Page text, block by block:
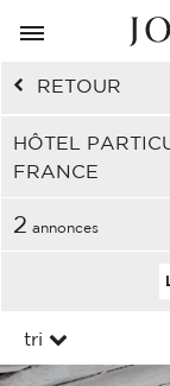
RETOUR
HÔTEL
FRANCE
2 annonces
tri